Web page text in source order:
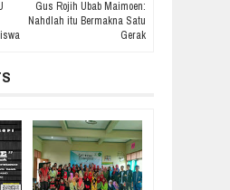
Gus Rojih Ubab Maimoen:
Nahdlah itu Bermakna Satu
Gerak